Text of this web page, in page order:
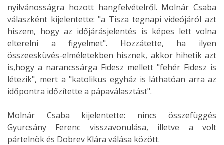
nyilvánosságra hozott hangfelvételről. Molnár Csaba
válaszként kijelentette: "a Tisza tegnapi videójáról azt
hiszem, hogy az időjárásjelentés is képes lett volna
elterelni a figyelmet". Hozzátette, ha ilyen
összeesküvés-elméletekben hisznek, akkor hihetik azt
is,hogy a narancssárga Fidesz mellett "fehér Fidesz is
létezik", mert a "katolikus egyház is láthatóan arra az
időpontra időzítette a pápaválasztást".
Molnár Csaba kijelentette: nincs összefüggés
Gyurcsány Ferenc visszavonulása, illetve a volt
pártelnök és Dobrev Klára válása között.